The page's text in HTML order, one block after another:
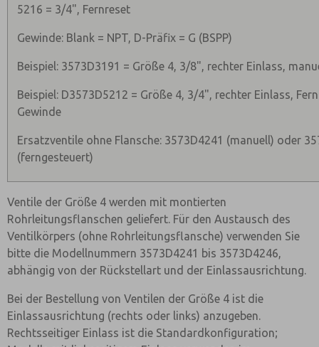
5216 = 3/4", Fernreset
Gewinde: Blank = NPT, D-Präfix = G (BSPP)
Beispiel: 3573D3191 = Größe 4, 3/8", rechter Einlass,
Beispiel: D3573D5212 = Größe 4, 3/4", rechter Einlass,
Gewinde
Ersatzventile ohne Flansche: 3573D4241 (manuell) oder
(ferngesteuert)
Ventile der Größe 4 werden mit montierten
Rohrleitungsflanschen geliefert. Für den Austausch des
Ventilkörpers (ohne Rohrleitungsflansche) verwenden Sie
bitte die Modellnummern 3573D4241 bis 3573D4246,
abhängig von der Rückstellart und der Einlassausrichtung.
Bei der Bestellung von Ventilen der Größe 4 ist die
Einlassausrichtung (rechts oder links) anzugeben.
Rechtsseitiger Einlass ist die Standardkonfiguration;